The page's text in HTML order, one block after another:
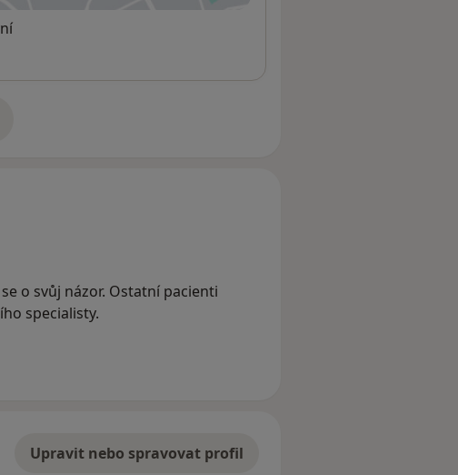
o svůj názor. Ostatní pacienti
specialisty.
Upravit nebo spravovat profil